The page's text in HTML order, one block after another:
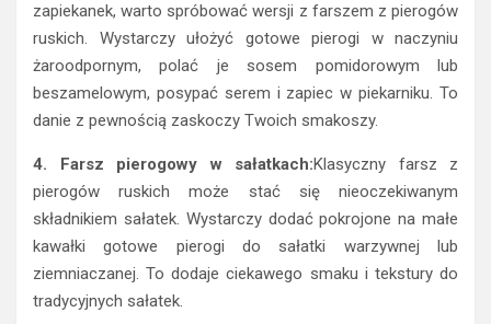
zapiekanek, warto spróbować wersji z farszem z pierogów
ruskich. Wystarczy ułożyć gotowe pierogi w naczyniu
żaroodpornym, polać je sosem pomidorowym lub
beszamelowym, posypać serem i zapiec w piekarniku. To
danie z pewnością zaskoczy Twoich smakoszy.
4. Farsz pierogowy w sałatkach:Klasyczny farsz z
pierogów ruskich może stać się nieoczekiwanym
składnikiem sałatek. Wystarczy dodać pokrojone na małe
kawałki gotowe pierogi do sałatki warzywnej lub
ziemniaczanej. To dodaje ciekawego smaku i tekstury do
tradycyjnych sałatek.